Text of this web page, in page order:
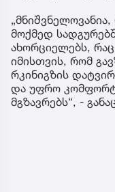
მოქმედ
ახორციელებს, რაც
იმისთვის, რომ
რკინიგზის
და უფრო
მგზავრებს“, -